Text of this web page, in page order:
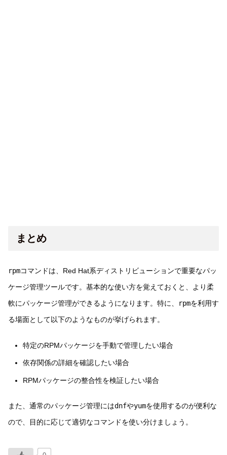
まとめ
rpmコマンドは、Red Hat系ディストリビューションで重要なパッ
ケージ管理ツールです。基本的な使い方を覚えておくと、より柔
軟にパッケージ管理ができるようになります。特に、
rpmを利用す
る場面として以下のようなものが挙げられます。
特定のRPMパッケージを手動で管理したい場合
依存関係の詳細を確認したい場合
RPMパッケージの整合性を検証したい場合
また、通常のパッケージ管理にはdnfやyumを使用するのが便利な
ので、目的に応じて適切なコマンドを使い分けましょう。